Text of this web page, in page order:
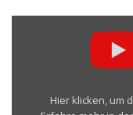
Hier klicken, um